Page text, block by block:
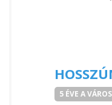
5 ÉVE A